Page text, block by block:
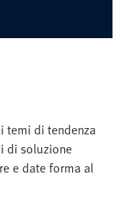
temi di tendenza
di soluzione
e date forma al